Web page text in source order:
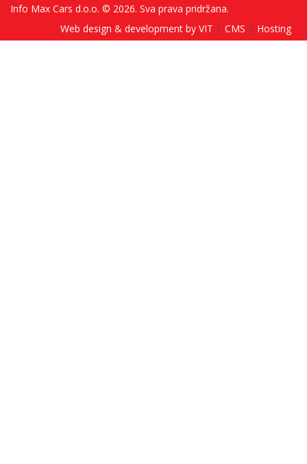
Info Max Cars d.o.o. © 2026. Sva prava pridržana.
Web design & development by VIT
CMS Hosting